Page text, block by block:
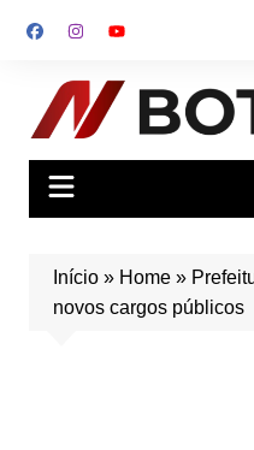
para
conteúdo
Início» Home»
novos cargos públicos